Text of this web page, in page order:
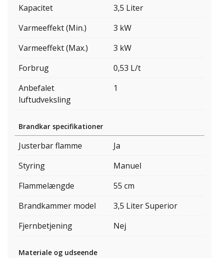
Kapacitet
3,5 Liter
Varmeeffekt (Min.)
3 kW
Varmeeffekt (Max.)
3 kW
Forbrug
0,53 L/t
Anbefalet
luftudveksling
1
Brandkar specifikationer
Justerbar flamme
Ja
Styring
Manuel
Flammelængde
55 cm
Brandkammer model
3,5 Liter Superior
Fjernbetjening
Nej
Materiale og udseende